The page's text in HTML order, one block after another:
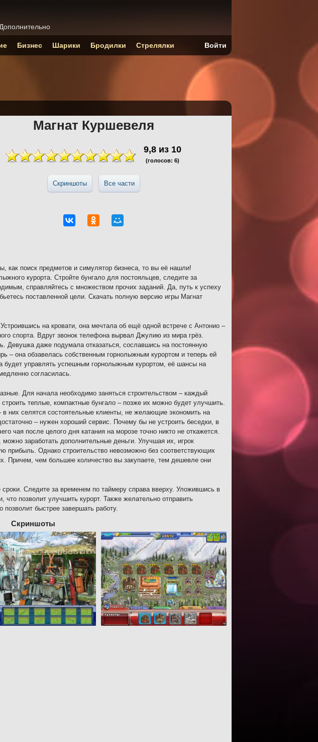
Магнат Куршевеля
9,8 из 10
(голосов: 6)
Скриншоты Все части
как поиск предметов и симулятор бизнеса, то вы её нашли!
курорта. Стройте бунгало для постояльцев, следите за
справляйтесь с множеством прочих заданий. Да, путь к успеху
поставленной цели. Скачать полную версию игры Магнат
на кровати, она мечтала об ещё одной встрече с Антонио –
спорта. Вдруг звонок телефона вырвал Джулию из мира грёз.
Девушка даже подумала отказаться, сославшись на постоянную
– она обзавелась собственным горнолыжным курортом и теперь ей
управлять успешным горнолыжным курортом, её шансы на
согласилась.
Для начала необходимо заняться строительством – каждый
теплые, компактные бунгало – позже их можно будет улучшить.
них селятся состоятельные клиенты, не желающие экономить на
– нужен хороший сервис. Почему бы не устроить беседки, в
чая после целого дня катания на морозе точно никто не откажется.
заработать дополнительные деньги. Улучшая их, игрок
прибыль. Однако строительство невозможно без соответствующих
Причем, чем большее количество вы закупаете, тем дешевле они
Следите за временем по таймеру справа вверху. Уложившись в
позволит улучшить курорт. Также желательно отправить
быстрее завершать работу.
Скриншоты
Дополнительно
Бизнес Шарики Бродилки Стрелялки Войти